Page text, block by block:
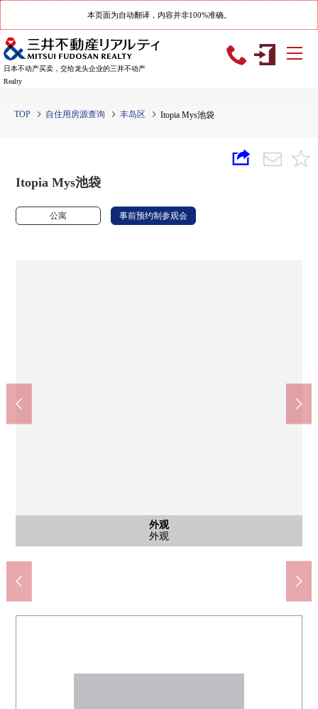
本页面为自动翻译，内容并非100%准确。
日本不动产买卖，交给龙头企业的三井不动产
Realty
TOP 自住用房源查询 丰岛区 Itopia Mys池袋
Itopia Mys池袋
公寓 事前预约制参观会
外观
外观
客厅
客厅
客厅
客厅
客厅
客厅
厨房
厨房
厨房
厨房
厨房
厨房
公共汽车
公共汽车
洗脸
洗脸
洗脸
洗衣机堆放处
厕所
厕所
西式房间
西式房间
西式房间
西式房间
西式房间
西式房间
西式房间
西式房间
西式房间
西式房间
西式房间
西式房间
阳台
阳台
阳台
阳台
门口
门口
入口
入口
入口
入口
共有部分
智能快递柜
共有部分
自行车停放处
停车场
停车场
大厅
大厅
大厅
大厅
入口
入口
外观
外观
外观
外观